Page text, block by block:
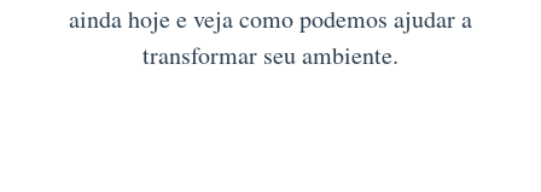
ainda hoje e veja como podemos ajudar a
transformar seu ambiente.